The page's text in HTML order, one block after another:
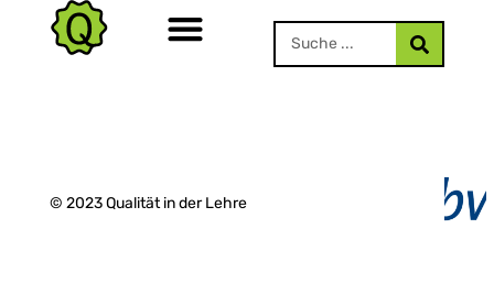
© 2023 Qualität in der Lehre